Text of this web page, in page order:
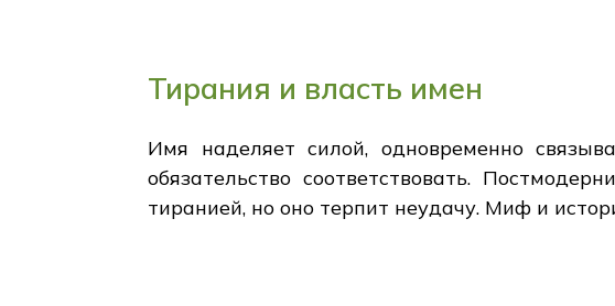
Тирания и власть имен
Имя наделяет силой, одновременно
обязательство соответствовать.
тиранией, но оно терпит неудачу. Миф и